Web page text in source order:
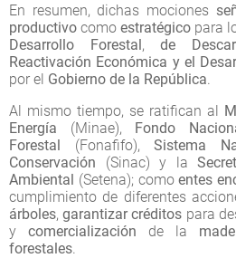
En resumen, dichas mociones
productivo como estratégico para
Desarrollo Forestal, de
Reactivación Económica y el
por el Gobierno de la República.
Al mismo tiempo, se ratifican al
Energía (Minae), Fondo
Forestal (Fonafifo),Sistema
Conservación (Sinac) y la
Ambiental (Setena); comoentes
cumplimiento de diferentes
árboles,garantizar créditos para
y comercialización de la
forestales.